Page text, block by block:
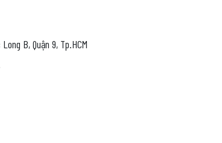
B, Quận 9, Tp.HCM